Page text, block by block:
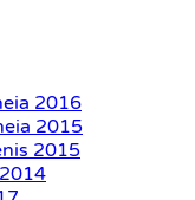
2016
2015
2015